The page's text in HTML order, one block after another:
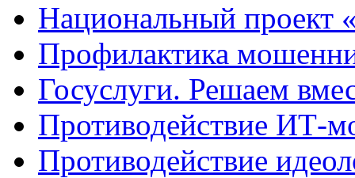
Национальный проект
Профилактика
Госуслуги. Решаем
Противодействие ИТ-
Противодействие